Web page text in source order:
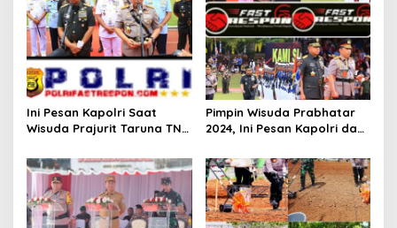
Ini Pesan Kapolri Saat
Wisuda Prajurit Taruna TNI-
Pimpin Wisuda Prabhatar
2024, Ini Pesan Kapolri dan
Taruna